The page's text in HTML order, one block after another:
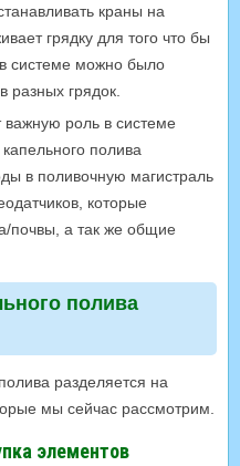
краны на
грядку для того что бы
системе можно было
разных грядок.
важную роль в системе
полива
в поливочную магистраль
которые
почвы, а так же общие
полива
разделяется на
мы сейчас рассмотрим.
элементов